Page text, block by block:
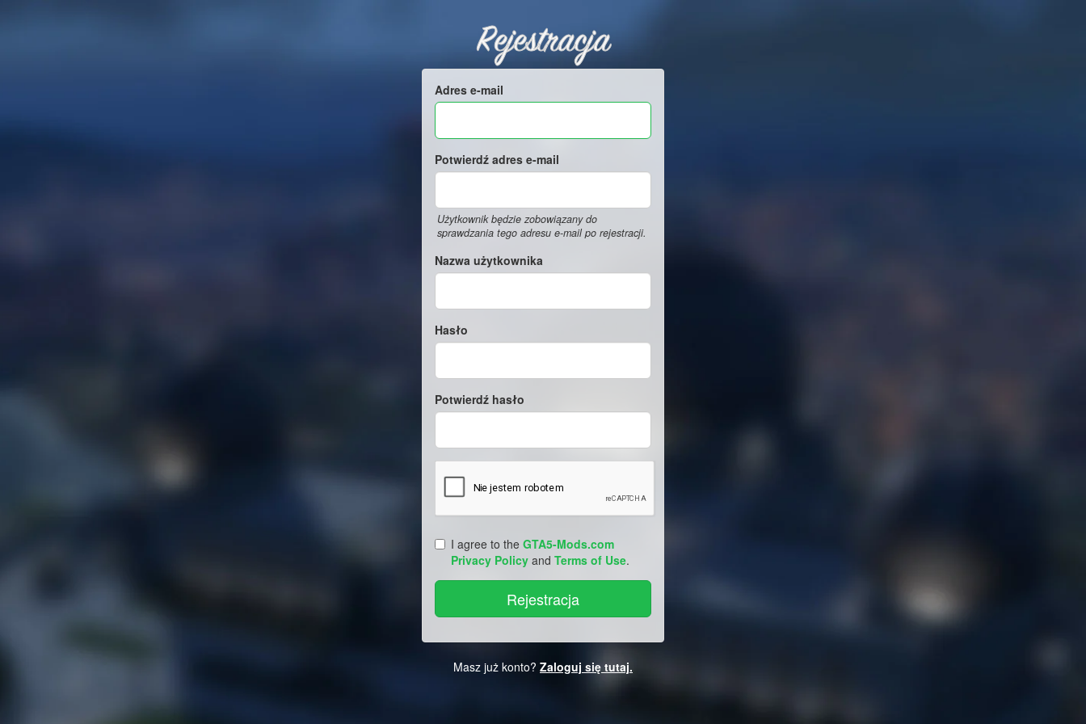
Rejestracja
Adres e-mail
Potwierdź adres e-mail
Użytkownik będzie zobowiązany do
sprawdzania tego adresu e-mail po rejestracji.
Nazwa użytkownika
Hasło
Potwierdź hasło
I agree to the GTA5-Mods.com
Privacy Policy and Terms of Use.
Masz już konto? Zaloguj się tutaj.